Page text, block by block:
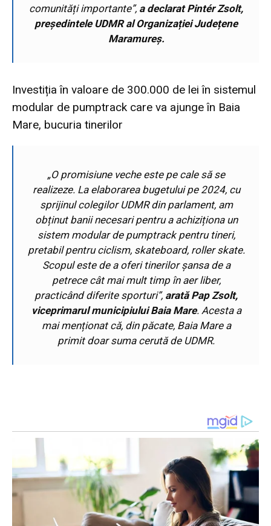
comunități importante”, a declarat Pintér Zsolt,
președintele UDMR al Organizației Județene
Maramureș.
Investiția în valoare de 300.000 de lei în sistemul
modular de pumptrack care va ajunge în Baia
Mare, bucuria tinerilor
„O promisiune veche este pe cale să se
realizeze. La elaborarea bugetului pe 2024, cu
sprijinul colegilor UDMR din parlament, am
obținut banii necesari pentru a achiziționa un
sistem modular de pumptrack pentru tineri,
pretabil pentru ciclism, skateboard, roller skate.
Scopul este de a oferi tinerilor șansa de a
petrece cât mai mult timp în aer liber,
practicând diferite sporturi”, arată Pap Zsolt,
viceprimarul municipiului Baia Mare. Acesta a
mai menționat că, din păcate, Baia Mare a
primit doar suma cerută de UDMR.